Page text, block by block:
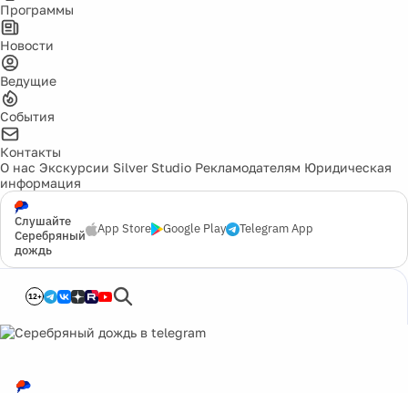
Программы
Новости
Ведущие
События
Контакты
О нас Экскурсии Silver Studio Рекламодателям Юридическая
информация
Слушайте
Серебряный
дождь
App Store Google Play Telegram App
12+